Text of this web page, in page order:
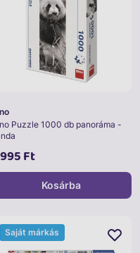
Puzzle 1000 db panoráma -
Ft
Kosárba
Saját márkás